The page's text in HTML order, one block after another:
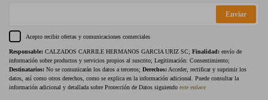
Enviar
Acepto recibir ofertas y comunicaciones comerciales
Responsable: CALZADOS CARRILE HERMANOS GARCIA URIZ SC; Finalidad: envío de
información sobre productos y servicios propios al suscrito; Legitimación: Consentimiento;
Destinatarios: No se comunicarán los datos a terceros; Derechos: Acceder, rectificar y suprimir los
datos, así como otros derechos, como se explica en la información adicional. Puede consultar la
información adicional y detallada sobre Protección de Datos siguiendo este enlace